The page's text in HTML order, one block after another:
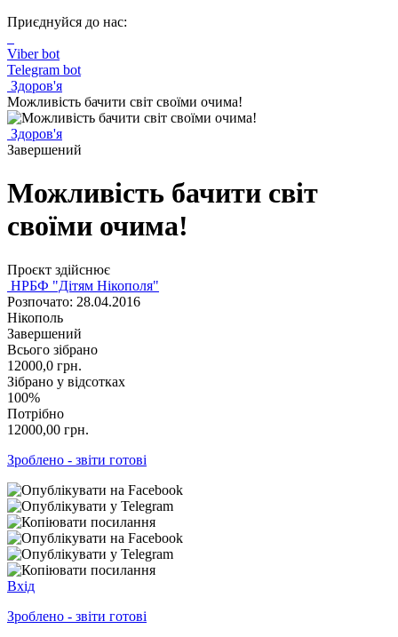
Приєднуйся до нас:
Viber bot
Telegram bot
Здоров'я
Можливість бачити світ своїми очима!
Здоров'я
Завершений
Можливість бачити світ
своїми очима!
Проєкт здійснює
НРБФ "Дітям Нікополя"
Розпочато: 28.04.2016
Нікополь
Завершений
Всього зібрано
12000,0 грн.
Зібрано у відсотках
100%
Потрібно
12000,00 грн.
Зроблено - звіти готові
Вхід
Зроблено - звіти готові